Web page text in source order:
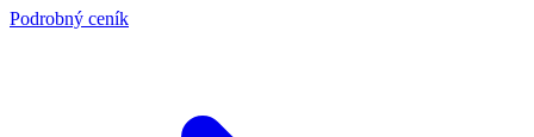
Podrobný ceník